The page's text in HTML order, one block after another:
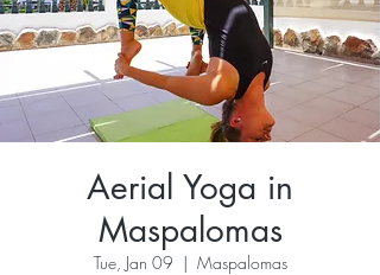
Aerial Yoga in
Maspalomas
Tue, Jan 09
  |
Maspalomas